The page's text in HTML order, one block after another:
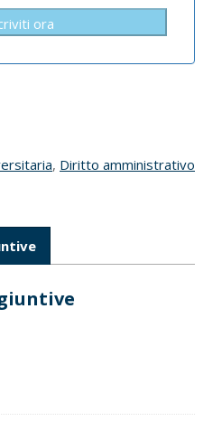
ora
, Diritto amministrativo